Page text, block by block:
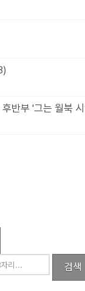
반부 '그는 월북
검색